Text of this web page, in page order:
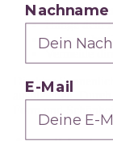
Hänge dein
Lasse es bei
Direktes
ausbleichen.
Nachname
E-Mail